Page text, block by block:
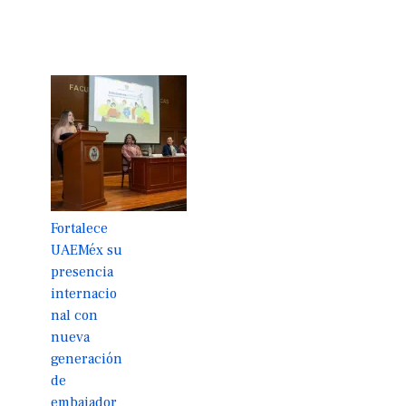
Fortalece
UAEMéx su
presencia
internacio
nal con
nueva
generación
de
embajador